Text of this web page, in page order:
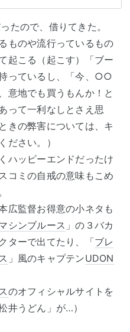
たので、借りてきた。
ものや流行っているもの
起こる（起こす）「ブー
っているし、「今、○○
意地でも買うもんか！と
って一利なしとさえ思
きの弊害については、キ
ださい。）
ハッピーエンドだったけ
コミの自戒の意味もこめ
広監督お得意の小ネタも
シンブルース 」の３バカ
ターで出てたり、「ブレ
」風のキャプテンUDON
のオフィシャルサイトを
井うどん」が…）